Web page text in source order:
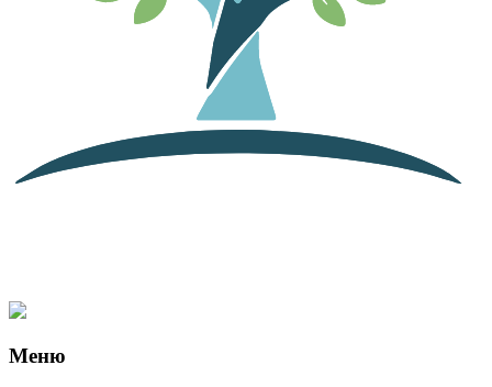
Меню